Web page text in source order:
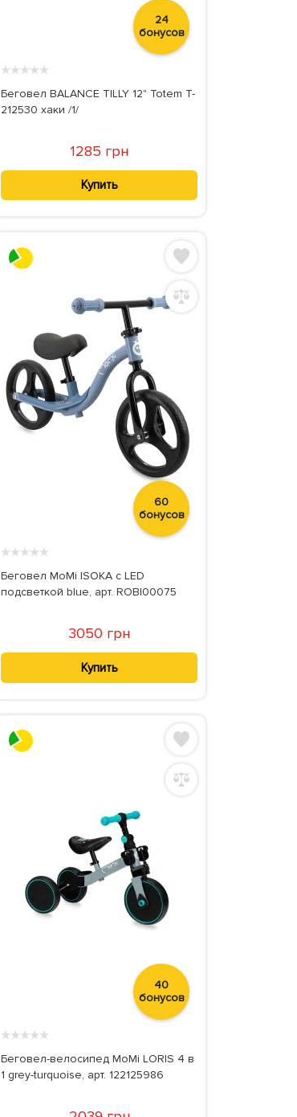
24
бонусов
★★★★★
Беговел BALANCE TILLY 12" Totem T-
212530 хаки /1/
1285 грн
Купить
60
бонусов
★★★★★
Беговел MoMi ISOKA с LED
подсветкой blue, арт. ROBI00075
3050 грн
Купить
40
бонусов
★★★★★
Беговел-велосипед MoMi LORIS 4 в
1 grey-turquoise, арт. 122125986